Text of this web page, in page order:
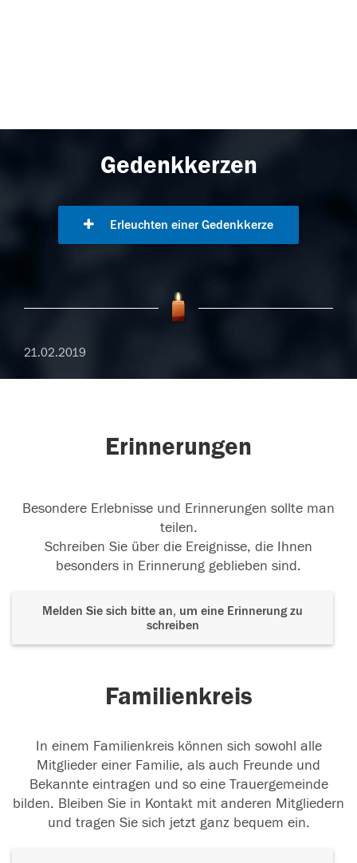
Gedenkkerzen
Erleuchten einer Gedenkkerze
21.02.2019
Erinnerungen
Besondere Erlebnisse und Erinnerungen sollte man
teilen.
Schreiben Sie über die Ereignisse, die Ihnen
besonders in Erinnerung geblieben sind.
Melden Sie sich bitte an, um eine Erinnerung zu
schreiben
Familienkreis
In einem Familienkreis können sich sowohl alle
Mitglieder einer Familie, als auch Freunde und
Bekannte eintragen und so eine Trauergemeinde
bilden. Bleiben Sie in Kontakt mit anderen Mitgliedern
und tragen Sie sich jetzt ganz bequem ein.